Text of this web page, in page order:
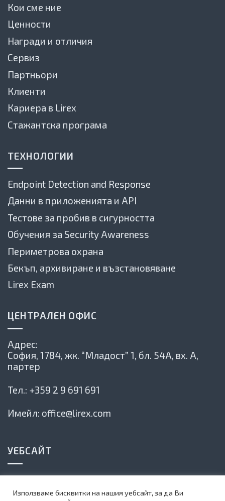
Кои сме ние
Ценности
Награди и отличия
Сервиз
Партньори
Клиенти
Кариера в Lirex
Стажантска програма
ТЕХНОЛОГИИ
Endpoint Detection and Response
Данни в приложенията и API
Тестове за пробив в сигурността
Обучения за Security Awareness
Периметрова охрана
Бекъп, архивиране и възстановяване
Lirex Exam
ЦЕНТРАЛЕН ОФИС
Адрес:
София, 1784, жк. “Младост” 1, бл. 54А, вх. А,
партер
Тел.: +359 2 9 691 691
Имейл: office@lirex.com
УЕБСАЙТ
Политика на сайта
Карта на сайта
Използваме бисквитки на нашия уебсайт, за да Ви